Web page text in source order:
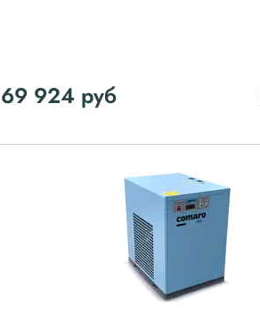
69 924 руб